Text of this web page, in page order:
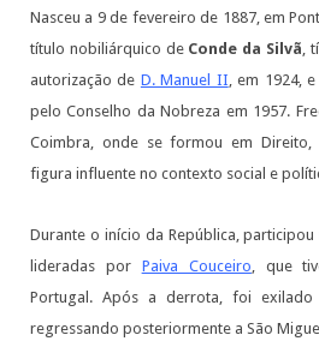
Nasceu a 9 de fevereiro de 1887, em
título nobiliárquico de Conde da Silvã ,
autorização de D. Manuel II , em 1924,
pelo Conselho da Nobreza em 1957.
Coimbra, onde se formou em Direito,
figura influente no contexto social e
Durante o início da República,
lideradas por Paiva Couceiro , que
Portugal. Após a derrota, foi exilado
regressando posteriormente a São